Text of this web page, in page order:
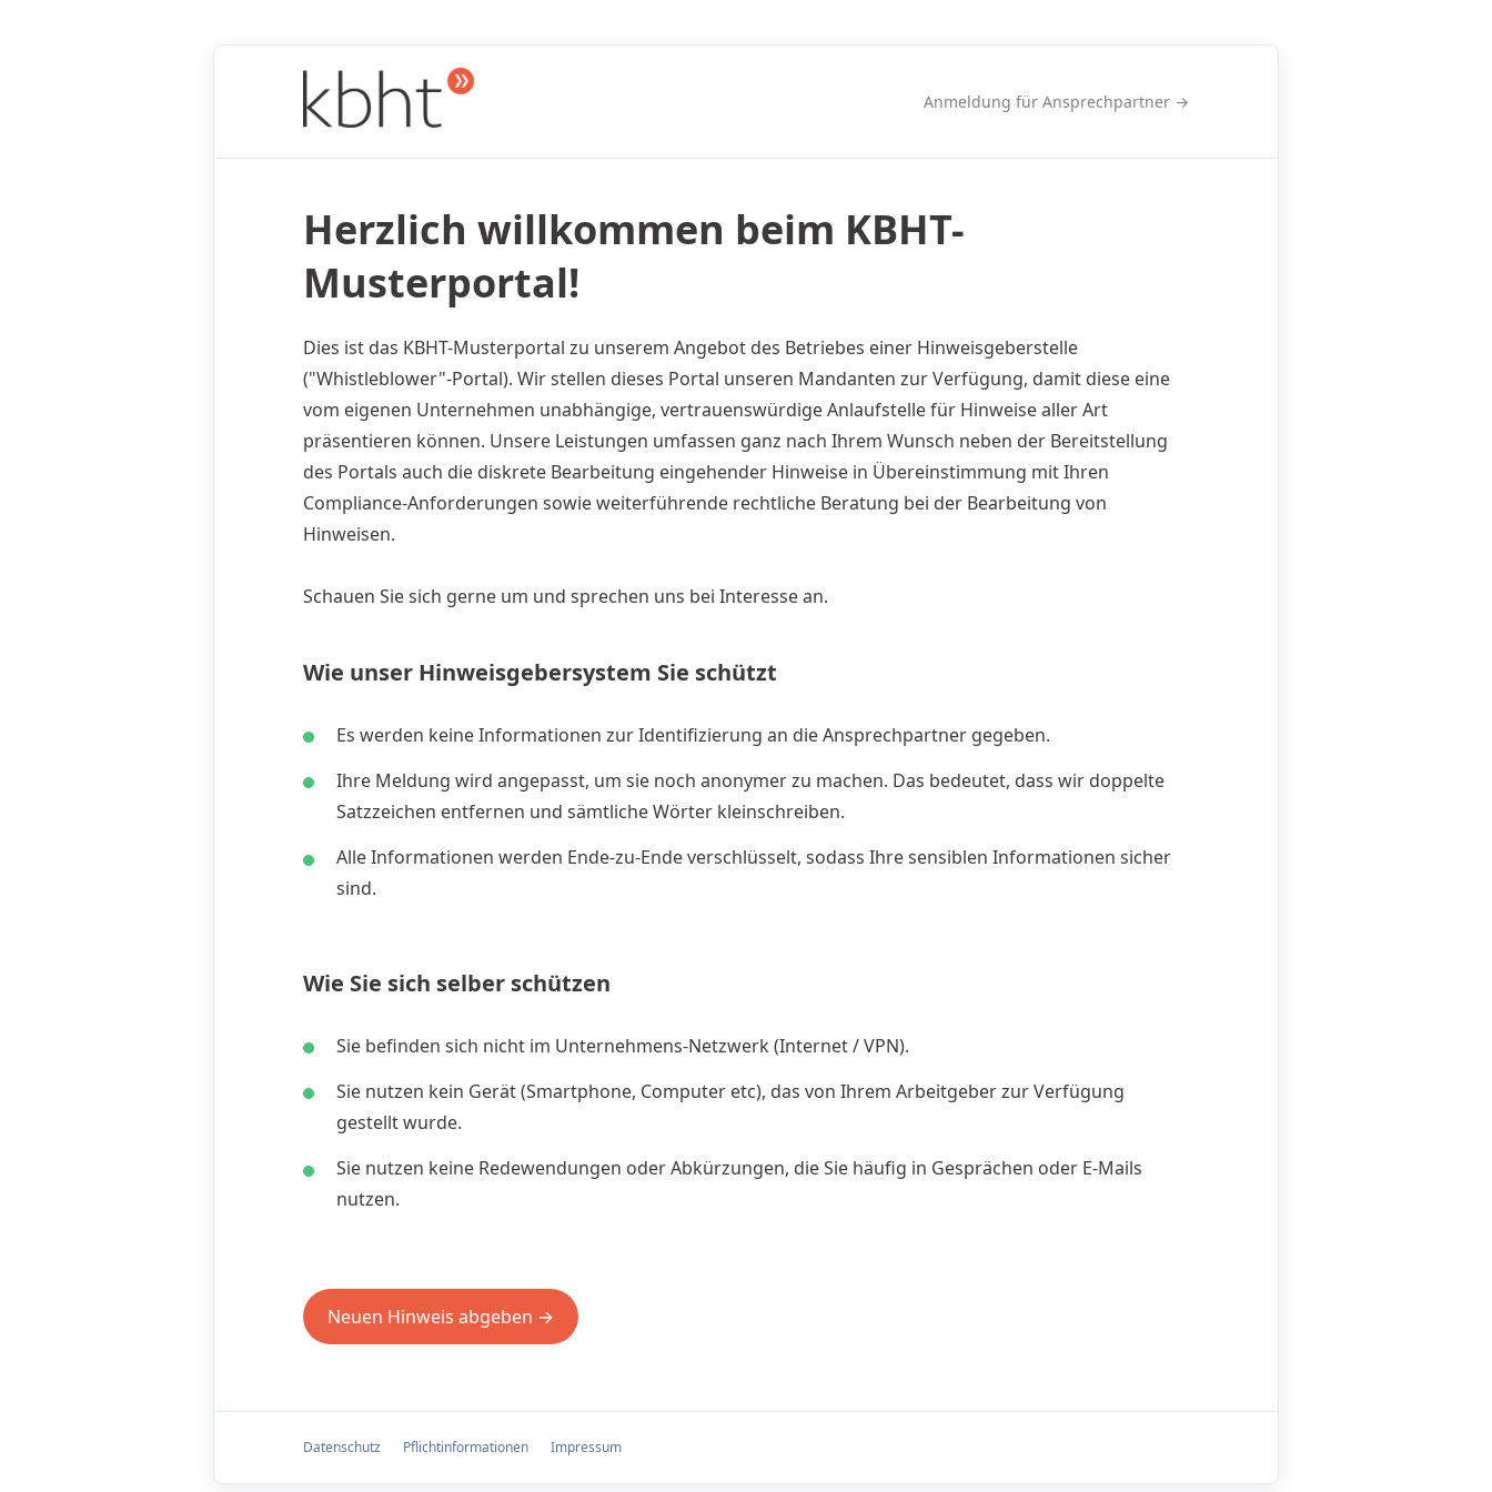
Anmeldung für Ansprechpartner →
Herzlich willkommen beim KBHT-
Musterportal!
Dies ist das KBHT-Musterportal zu unserem Angebot des Betriebes einer Hinweisgeberstelle
("Whistleblower"-Portal). Wir stellen dieses Portal unseren Mandanten zur Verfügung, damit diese eine
vom eigenen Unternehmen unabhängige, vertrauenswürdige Anlaufstelle für Hinweise aller Art
präsentieren können. Unsere Leistungen umfassen ganz nach Ihrem Wunsch neben der Bereitstellung
des Portals auch die diskrete Bearbeitung eingehender Hinweise in Übereinstimmung mit Ihren
Compliance-Anforderungen sowie weiterführende rechtliche Beratung bei der Bearbeitung von
Hinweisen.
Schauen Sie sich gerne um und sprechen uns bei Interesse an.
Wie unser Hinweisgebersystem Sie schützt
Es werden keine Informationen zur Identifizierung an die Ansprechpartner gegeben.
Ihre Meldung wird angepasst, um sie noch anonymer zu machen. Das bedeutet, dass wir doppelte
Satzzeichen entfernen und sämtliche Wörter kleinschreiben.
Alle Informationen werden Ende-zu-Ende verschlüsselt, sodass Ihre sensiblen Informationen sicher
sind.
Wie Sie sich selber schützen
Sie befinden sich nicht im Unternehmens-Netzwerk (Internet / VPN).
Sie nutzen kein Gerät (Smartphone, Computer etc), das von Ihrem Arbeitgeber zur Verfügung
gestellt wurde.
Sie nutzen keine Redewendungen oder Abkürzungen, die Sie häufig in Gesprächen oder E-Mails
nutzen.
Neuen Hinweis abgeben →
Datenschutz Pflichtinformationen Impressum